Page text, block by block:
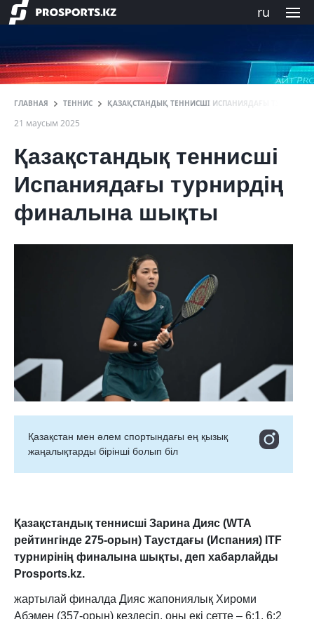
ru
ГЛАВНАЯ ТЕННИС ҚАЗАҚСТАНДЫҚ ТЕННИСШІ ИСПАНИЯДАҒЫ
21 маусым 2025
Қазақстандық теннисші
Испаниядағы турнирдің
финалына шықты
Қазақстан мен әлем спортындағы ең қызық
жаңалықтарды бірінші болып біл
Қазақстандық теннисші Зарина Дияс (WTA
рейтингінде 275-орын) Таустдағы (Испания) ITF
турнирінің финалына шықты, деп хабарлайды
Prosports.kz.
жартылай финалда Дияс жапониялық Хироми
Абэмен (357-орын) кездесіп, оны екі сетте – 6:1, 6:2